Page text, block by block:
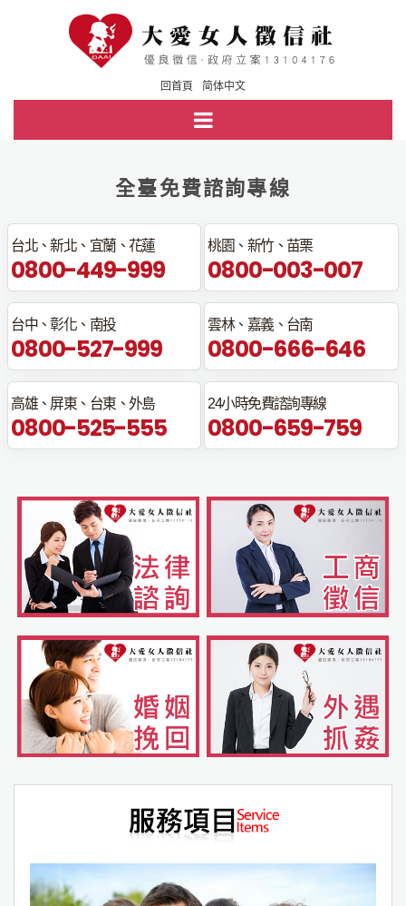
回首頁 简体中文
全臺免費諮詢專線
台北、新北、宜蘭、花蓮
0800-449-999
桃園、新竹、苗栗
0800-003-007
台中、彰化、南投
0800-527-999
雲林、嘉義、台南
0800-666-646
高雄、屏東、台東、外島
0800-525-555
24小時免費諮詢專線
0800-659-759